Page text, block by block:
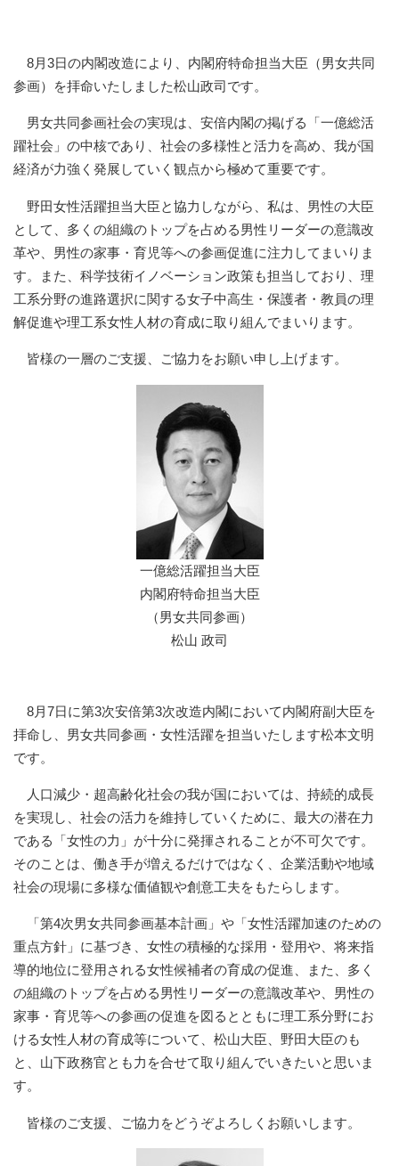
8月3日の内閣改造により、内閣府特命担当大臣（男女共同
参画）を拝命いたしました松山政司です。
男女共同参画社会の実現は、安倍内閣の掲げる「一億総活
躍社会」の中核であり、社会の多様性と活力を高め、我が国
経済が力強く発展していく観点から極めて重要です。
野田女性活躍担当大臣と協力しながら、私は、男性の大臣
として、多くの組織のトップを占める男性リーダーの意識改
革や、男性の家事・育児等への参画促進に注力してまいりま
す。また、科学技術イノベーション政策も担当しており、理
工系分野の進路選択に関する女子中高生・保護者・教員の理
解促進や理工系女性人材の育成に取り組んでまいります。
皆様の一層のご支援、ご協力をお願い申し上げます。
一億総活躍担当大臣
内閣府特命担当大臣
（男女共同参画）
松山 政司
8月7日に第3次安倍第3次改造内閣において内閣府副大臣を
拝命し、男女共同参画・女性活躍を担当いたします松本文明
です。
人口減少・超高齢化社会の我が国においては、持続的成長
を実現し、社会の活力を維持していくために、最大の潜在力
である「女性の力」が十分に発揮されることが不可欠です。
そのことは、働き手が増えるだけではなく、企業活動や地域
社会の現場に多様な価値観や創意工夫をもたらします。
「第4次男女共同参画基本計画」や「女性活躍加速のための
重点方針」に基づき、女性の積極的な採用・登用や、将来指
導的地位に登用される女性候補者の育成の促進、また、多く
の組織のトップを占める男性リーダーの意識改革や、男性の
家事・育児等への参画の促進を図るとともに理工系分野にお
ける女性人材の育成等について、松山大臣、野田大臣のも
と、山下政務官とも力を合せて取り組んでいきたいと思いま
す。
皆様のご支援、ご協力をどうぞよろしくお願いします。